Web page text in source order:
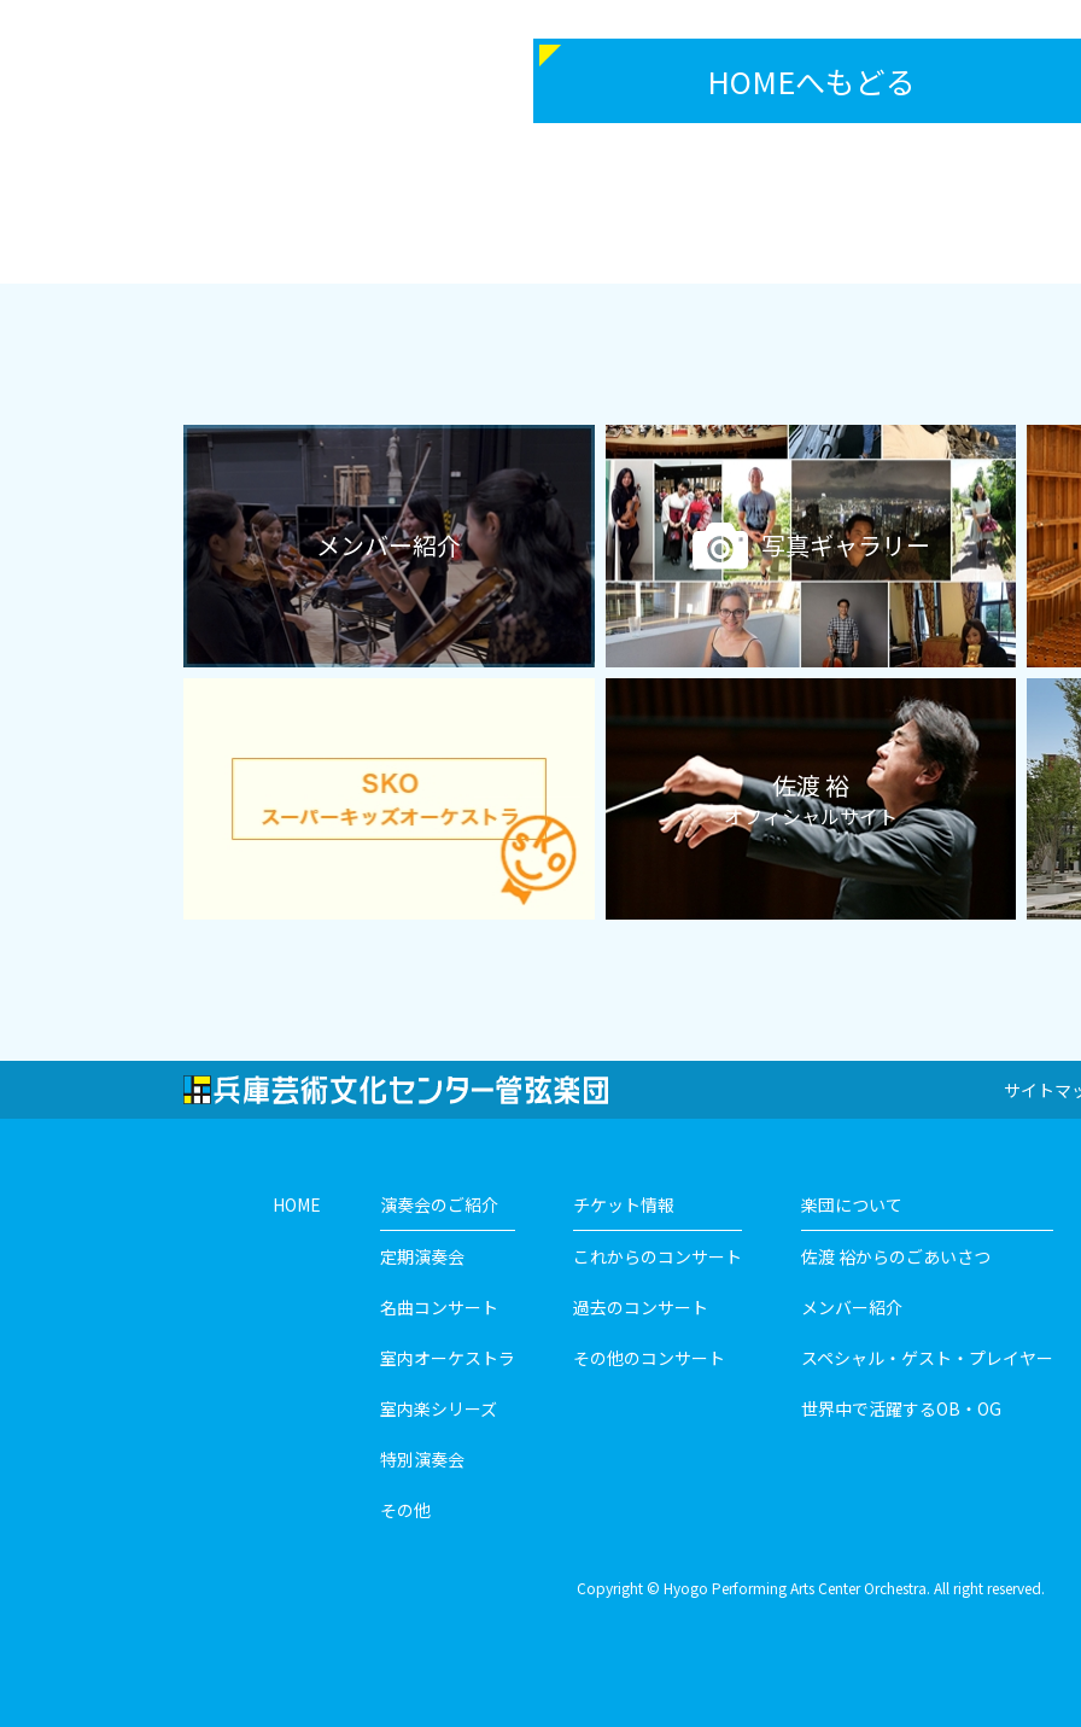
HOMEへもどる
メンバー紹介 写真ギャラリー
佐渡 裕
オフィシャルサイト
サイトマ
HOME 演奏会のご紹介
定期演奏会
名曲コンサート
室内オーケストラ
室内楽シリーズ
特別演奏会
その他
チケット情報
これからのコンサート
過去のコンサート
その他のコンサート
楽団について
佐渡 裕からのごあいさつ
メンバー紹介
スペシャル・ゲスト・プレイヤー
世界中で活躍するOB・OG
Copyright © Hyogo Performing Arts Center Orchestra. All right reserved.